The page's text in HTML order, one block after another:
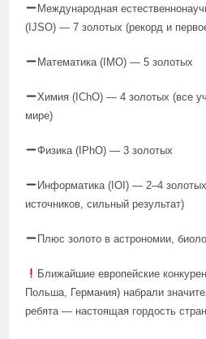
Международная
(IJSO) — 7 золотых (рекорд и
Математика (IMO) — 5 золотых
Химия (IChO) — 4 золотых (все
мире)
Физика (IPhO) — 3 золотых
Информатика (IOI) — 2–4
источников, сильный результат)
Плюс золото в астрономии,
Ближайшие европейские
Польша, Германия) набрали
ребята — настоящая гордость